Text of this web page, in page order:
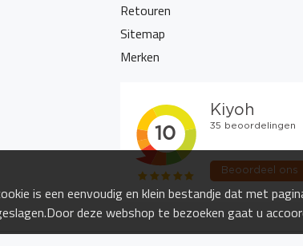
Retouren
Sitemap
Merken
is een eenvoudig en klein bestandje dat met
deze webshop te bezoeken gaat u